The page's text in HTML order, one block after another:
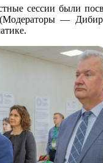
были
(Модераторы —